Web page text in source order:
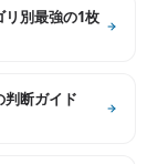
リ別最強の1枚
断ガイド